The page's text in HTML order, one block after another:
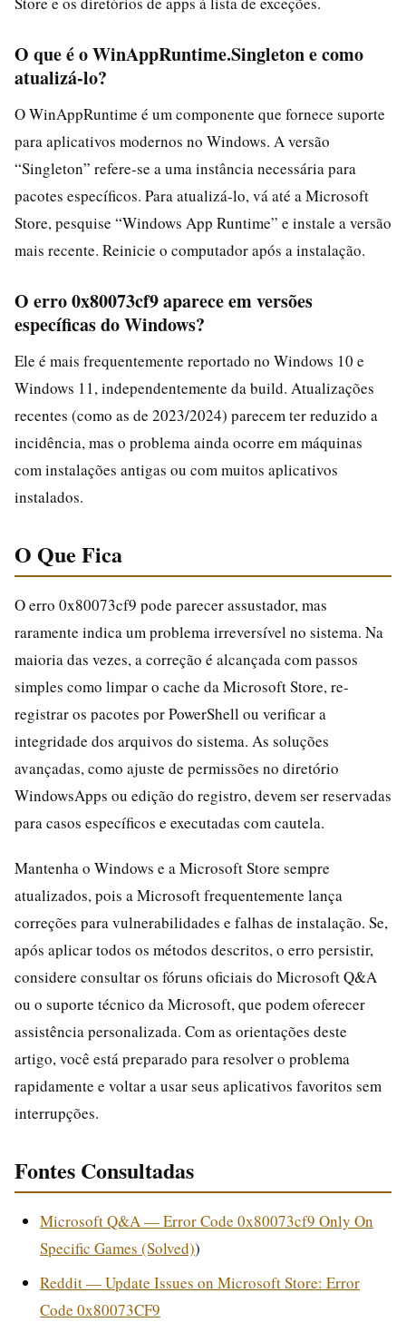
O que é o WinAppRuntime.Singleton e como
atualizá-lo?
O WinAppRuntime é um componente que fornece suporte
para aplicativos modernos no Windows. A versão
“Singleton” refere-se a uma instância necessária para
pacotes específicos. Para atualizá-lo, vá até a Microsoft
Store, pesquise “Windows App Runtime” e instale a versão
mais recente. Reinicie o computador após a instalação.
O erro 0x80073cf9 aparece em versões
específicas do Windows?
Ele é mais frequentemente reportado no Windows 10 e
Windows 11, independentemente da build. Atualizações
recentes (como as de 2023/2024) parecem ter reduzido a
incidência, mas o problema ainda ocorre em máquinas
com instalações antigas ou com muitos aplicativos
instalados.
O Que Fica
O erro 0x80073cf9 pode parecer assustador, mas
raramente indica um problema irreversível no sistema. Na
maioria das vezes, a correção é alcançada com passos
simples como limpar o cache da Microsoft Store, re-
registrar os pacotes por PowerShell ou verificar a
integridade dos arquivos do sistema. As soluções
avançadas, como ajuste de permissões no diretório
WindowsApps ou edição do registro, devem ser reservadas
para casos específicos e executadas com cautela.
Mantenha o Windows e a Microsoft Store sempre
atualizados, pois a Microsoft frequentemente lança
correções para vulnerabilidades e falhas de instalação. Se,
após aplicar todos os métodos descritos, o erro persistir,
considere consultar os fóruns oficiais do Microsoft Q&A
ou o suporte técnico da Microsoft, que podem oferecer
assistência personalizada. Com as orientações deste
artigo, você está preparado para resolver o problema
rapidamente e voltar a usar seus aplicativos favoritos sem
interrupções.
Fontes Consultadas
Microsoft Q&A — Error Code 0x80073cf9 Only On
Specific Games (Solved))
Reddit — Update Issues on Microsoft Store: Error
Code 0x80073CF9